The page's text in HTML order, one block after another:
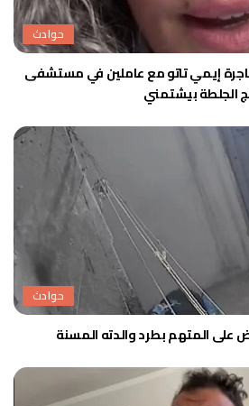
حوادث
إيمي تاتو مع عاملين في مستشفى
الجلطة بيشتمني
حوادث
على المتهم بطرد والدته المسنة